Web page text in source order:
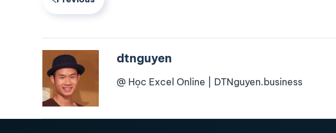
dtnguyen
@ Học Excel Online | DTNguyen.business